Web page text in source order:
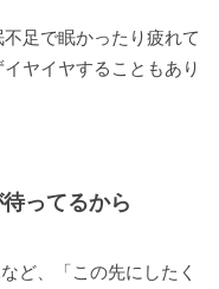
足で眠かったり疲れて
ヤイヤすることもあり
ってるから
ど、「この先にしたく